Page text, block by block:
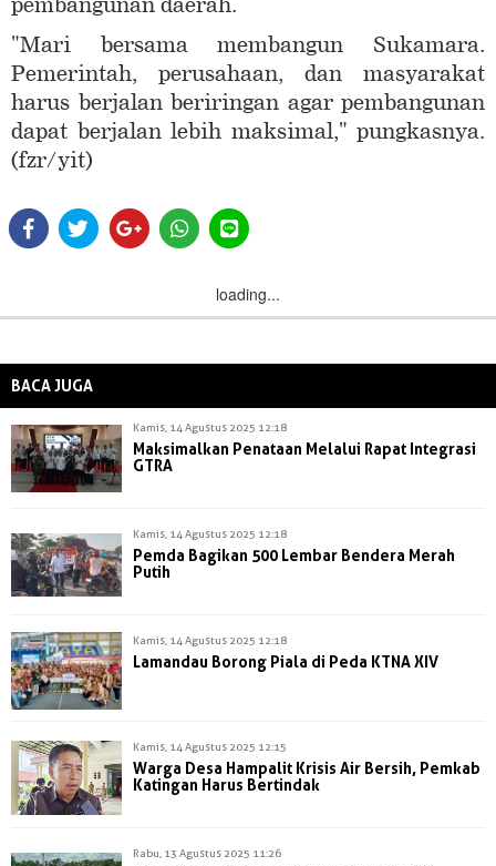
"Mari bersama membangun Sukamara.
Pemerintah, perusahaan, dan masyarakat
harus berjalan beriringan agar pembangunan
dapat berjalan lebih maksimal," pungkasnya.
(fzr/yit)
loading...
BACA JUGA
Kamis, 14 Agustus 2025 12:18
Maksimalkan Penataan Melalui Rapat Integrasi
GTRA
Kamis, 14 Agustus 2025 12:18
Pemda Bagikan 500 Lembar Bendera Merah
Putih
Kamis, 14 Agustus 2025 12:18
Lamandau Borong Piala di Peda KTNA XIV
Kamis, 14 Agustus 2025 12:15
Warga Desa Hampalit Krisis Air Bersih, Pemkab
Katingan Harus Bertindak
Rabu, 13 Agustus 2025 11:26